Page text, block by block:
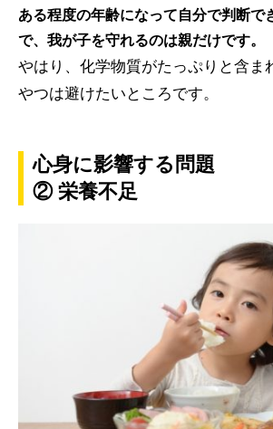
ある程度の年齢になって自分で判断で
で、我が子を守れるのは親だけです。
やはり、化学物質がたっぷりと含ま
やつは避けたいところです。
心身に影響する問題
② 栄養不足